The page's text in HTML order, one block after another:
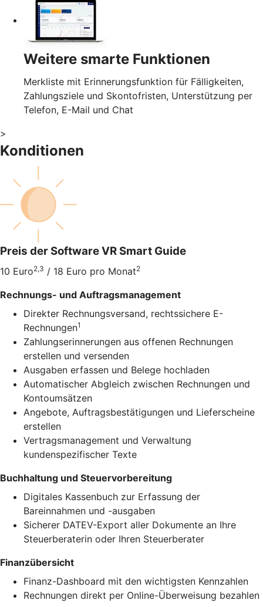
Weitere smarte Funktionen
Merkliste mit Erinnerungsfunktion für Fälligkeiten,
Zahlungsziele und Skontofristen, Unterstützung per
Telefon, E-Mail und Chat
>
Konditionen
Preis der Software VR Smart Guide
10 Euro2,3 / 18 Euro pro Monat2
Rechnungs- und Auftragsmanagement
Direkter Rechnungsversand, rechtssichere E-
Rechnungen1
Zahlungserinnerungen aus offenen Rechnungen
erstellen und versenden
Ausgaben erfassen und Belege hochladen
Automatischer Abgleich zwischen Rechnungen und
Kontoumsätzen
Angebote, Auftragsbestätigungen und Lieferscheine
erstellen
Vertragsmanagement und Verwaltung
kundenspezifischer Texte
Buchhaltung und Steuervorbereitung
Digitales Kassenbuch zur Erfassung der
Bareinnahmen und -ausgaben
Sicherer DATEV-Export aller Dokumente an Ihre
Steuerberaterin oder Ihren Steuerberater
Finanzübersicht
Finanz-Dashboard mit den wichtigsten Kennzahlen
Rechnungen direkt per Online-Überweisung bezahlen